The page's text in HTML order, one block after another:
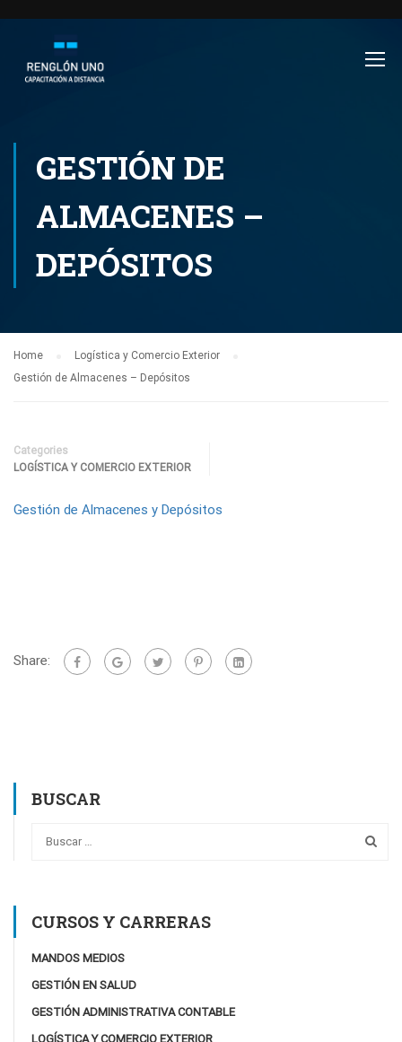
GESTIÓN DE
ALMACENES –
DEPÓSITOS
Home
Logística y Comercio Exterior
Gestión de Almacenes – Depósitos
Categories
LOGÍSTICA Y COMERCIO EXTERIOR
Gestión de Almacenes y Depósitos
Share:
BUSCAR
CURSOS Y CARRERAS
MANDOS MEDIOS
GESTIÓN EN SALUD
GESTIÓN ADMINISTRATIVA CONTABLE
LOGÍSTICA Y COMERCIO EXTERIOR